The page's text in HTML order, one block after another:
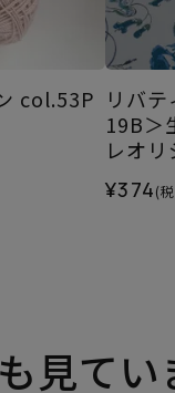
col.53P リバ
19B＞
レオ
¥374(
見てい